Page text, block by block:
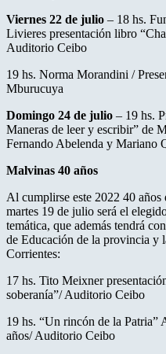
Viernes 22 de julio – 18 hs.
Livieres presentación libro
Auditorio Ceibo
19 hs. Norma Morandini /
Mburucuya
Domingo 24 de julio – 19 hs.
Maneras de leer y escribir” de
Fernando Abelenda y Mariano
Malvinas 40 años
Al cumplirse este 2022 40
martes 19 de julio será el
temática, que además tendrá
de Educación de la provincia y
Corrientes:
17 hs. Tito Meixner
soberanía”/ Auditorio Ceibo
19 hs. “Un rincón de la Patria”
años/ Auditorio Ceibo